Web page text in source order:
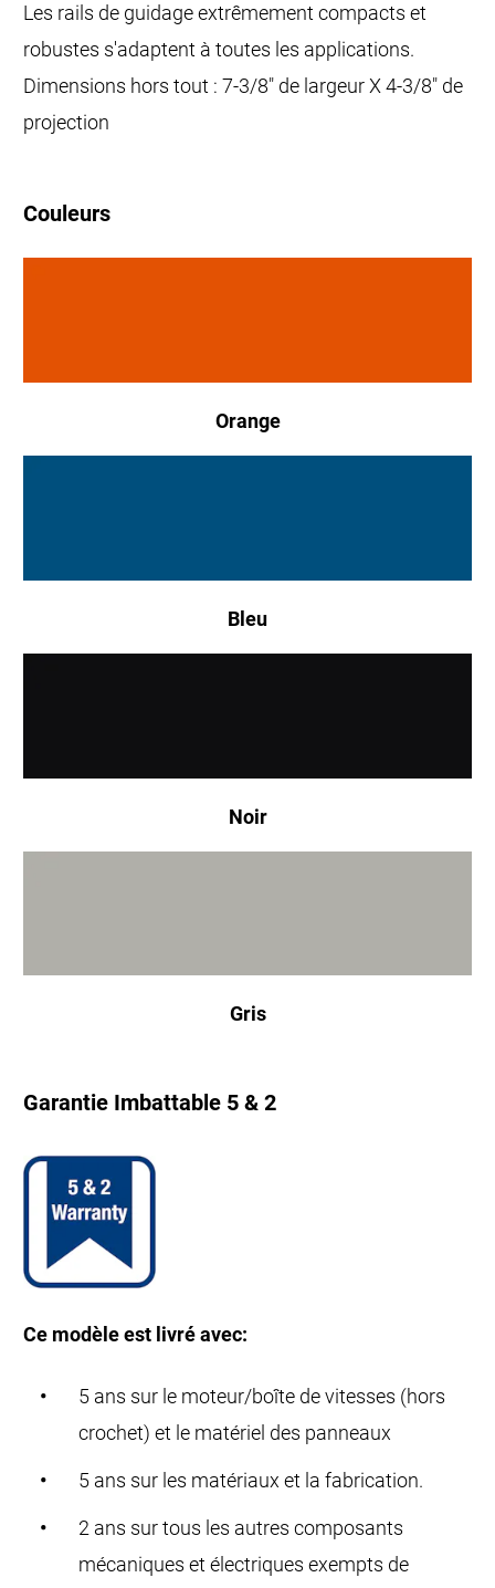
Les rails de guidage extrêmement compacts et
robustes s'adaptent à toutes les applications.
Dimensions hors tout : 7-3/8" de largeur X 4-3/8" de
projection
Couleurs
Orange
Bleu
Noir
Gris
Garantie Imbattable 5 & 2
Ce modèle est livré avec:
5 ans sur le moteur/boîte de vitesses (hors
crochet) et le matériel des panneaux
5 ans sur les matériaux et la fabrication.
2 ans sur tous les autres composants
mécaniques et électriques exempts de